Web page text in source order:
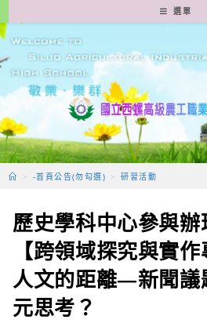
轉
至
要
容
選單
> -首頁公告(勿勾選) > 研習活動
歷史學科中心參與
【跨領域探究與實
人文的距離—新聞議
元思考？